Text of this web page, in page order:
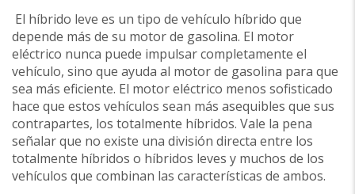
El híbrido leve es un tipo de vehículo híbrido que
depende más de su motor de gasolina. El motor
eléctrico nunca puede impulsar completamente el
vehículo, sino que ayuda al motor de gasolina para que
sea más eficiente. El motor eléctrico menos sofisticado
hace que estos vehículos sean más asequibles que sus
contrapartes, los totalmente híbridos. Vale la pena
señalar que no existe una división directa entre los
totalmente híbridos o híbridos leves y muchos de los
vehículos que combinan las características de ambos.